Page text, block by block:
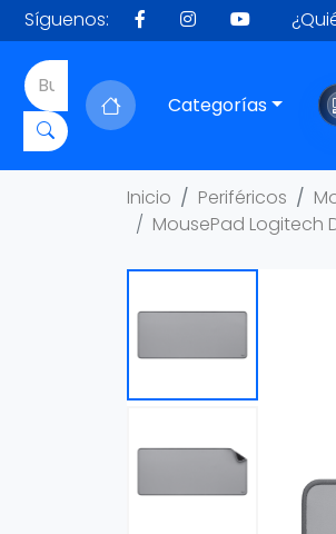
Síguenos:
Categorías
Inicio Periféricos
MousePad Logitech